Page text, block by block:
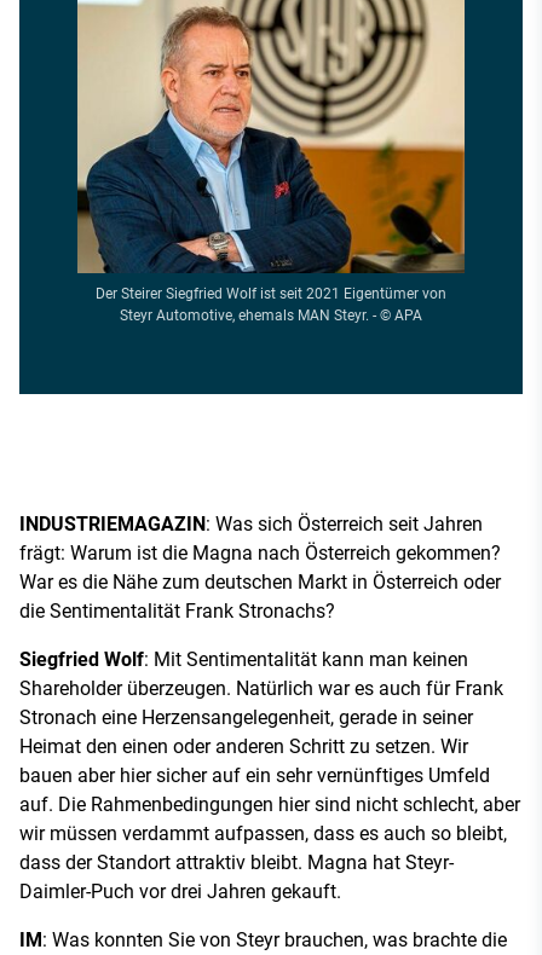
Der Steirer Siegfried Wolf ist seit 2021 Eigentümer von
Steyr Automotive, ehemals MAN Steyr. - © APA
INDUSTRIEMAGAZIN: Was sich Österreich seit Jahren
frägt: Warum ist die Magna nach Österreich gekommen?
War es die Nähe zum deutschen Markt in Österreich oder
die Sentimentalität Frank Stronachs?
Siegfried Wolf: Mit Sentimentalität kann man keinen
Shareholder überzeugen. Natürlich war es auch für Frank
Stronach eine Herzensangelegenheit, gerade in seiner
Heimat den einen oder anderen Schritt zu setzen. Wir
bauen aber hier sicher auf ein sehr vernünftiges Umfeld
auf. Die Rahmenbedingungen hier sind nicht schlecht, aber
wir müssen verdammt aufpassen, dass es auch so bleibt,
dass der Standort attraktiv bleibt. Magna hat Steyr-
Daimler-Puch vor drei Jahren gekauft.
IM: Was konnten Sie von Steyr brauchen, was brachte die